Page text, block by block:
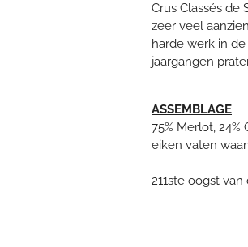
Crus Classés de
zeer veel
harde werk in
jaargangen
ASSEMBLAGE
75% Merlot,
eiken vaten
211ste oogst